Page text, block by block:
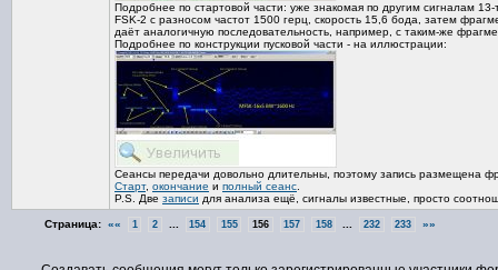
Подробнее по стартовой части: уже знакомая по другим сигналам
FSK-2 с разносом частот 1500 герц, скорость 15,6 бода, затем
даёт аналогичную последовательность, например, с таким-же
Подробнее по конструкции пусковой части - на иллюстрации:
Сеансы передачи довольно длительны, поэтому запись размещена
Старт, окончание и полный сеанс
P.S. Две записи для анализа ещё, сигналы известные, просто
Страница: «« 1 2 154 155 156 157 158 232 233 »»